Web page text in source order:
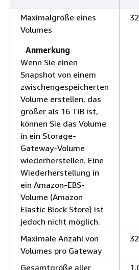
Maximalgröße eines
Volumes
Anmerkung
Wenn Sie einen
Snapshot von einem
zwischengespeicherten
Volume erstellen, das
größer als 16 TiB ist,
können Sie das Volume
in ein Storage-
Gateway-Volume
wiederherstellen. Eine
Wiederherstellung in
ein Amazon-EBS-
Volume (Amazon
Elastic Block Store) ist
jedoch nicht möglich.
Maximale Anzahl von
Volumes pro Gateway
32
Gesamtgröße aller